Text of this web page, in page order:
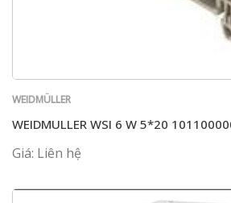
WEIDMÜLLER
WEIDMULLER WSI 6 W 5*20
Giá: Liên hệ